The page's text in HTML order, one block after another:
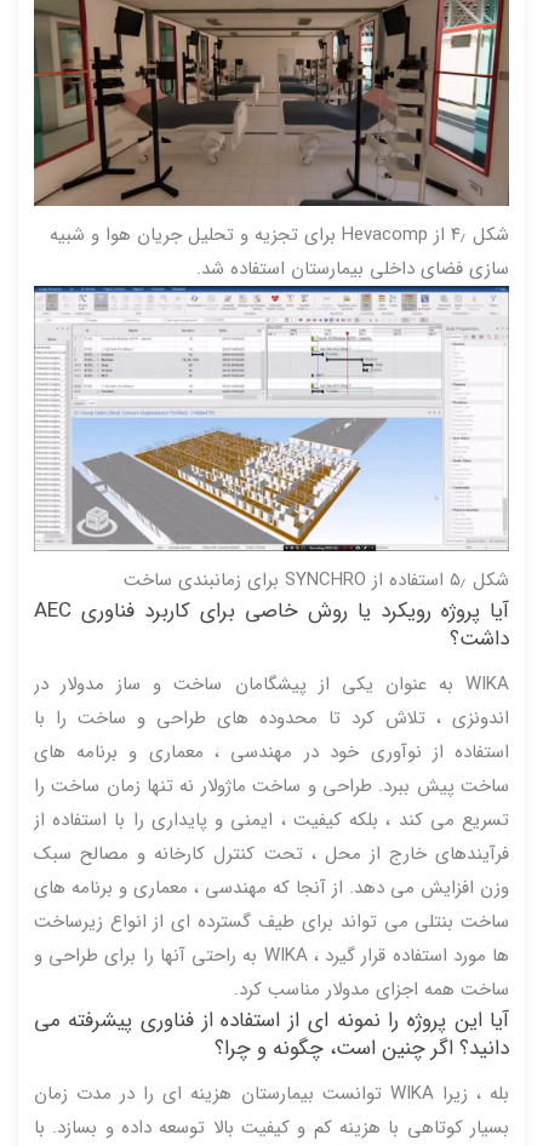
شکل ۴٫ از Hevacomp برای تجزیه و تحلیل جریان هوا و شبیه
سازی فضای داخلی بیمارستان استفاده شد.
شکل ۵٫ استفاده از SYNCHRO برای زمانبندی ساخت
آیا پروژه رویکرد یا روش خاصی برای کاربرد فناوری AEC
داشت؟
WIKA به عنوان یکی از پیشگامان ساخت و ساز مدولار در
اندونزی ، تلاش کرد تا محدوده های طراحی و ساخت را با
استفاده از نوآوری خود در مهندسی ، معماری و برنامه های
ساخت پیش ببرد. طراحی و ساخت ماژولار نه تنها زمان ساخت را
تسریع می کند ، بلکه کیفیت ، ایمنی و پایداری را با استفاده از
فرآیندهای خارج از محل ، تحت کنترل کارخانه و مصالح سبک
وزن افزایش می دهد. از آنجا که مهندسی ، معماری و برنامه های
ساخت بنتلی می تواند برای طیف گسترده ای از انواع زیرساخت
ها مورد استفاده قرار گیرد ، WIKA به راحتی آنها را برای طراحی و
ساخت همه اجزای مدولار مناسب کرد.
آیا این پروژه را نمونه ای از استفاده از فناوری پیشرفته می
دانید؟ اگر چنین است، چگونه و چرا؟
بله ، زیرا WIKA توانست بیمارستان هزینه ای را در مدت زمان
بسیار کوتاهی با هزینه کم و کیفیت بالا توسعه داده و بسازد. با